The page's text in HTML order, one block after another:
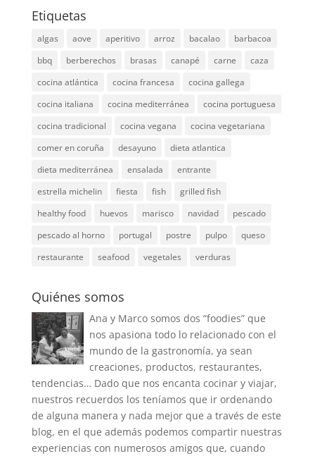
Etiquetas
algas aove aperitivo arroz bacalao
barbacoa
bbq
berberechos brasas canapé carne
caza
cocina atlántica
cocina francesa
cocina gallega
cocina italiana
cocina mediterránea
cocina portuguesa
cocina tradicional
cocina vegana
cocina vegetariana
comer en coruña
desayuno
dieta atlantica
dieta mediterránea
ensalada
entrante
estrella michelin
fiesta fish
grilled fish
healthy food
huevos marisco navidad
pescado
pescado al horno
portugal postre pulpo
queso
restaurante
seafood vegetales verduras
Quiénes somos
Ana y Marco somos dos “foodies” que
nos apasiona todo lo relacionado con el
mundo de la gastronomía, ya sean
creaciones, productos, restaurantes,
tendencias… Dado que nos encanta cocinar y viajar,
nuestros recuerdos los teníamos que ir ordenando
de alguna manera y nada mejor que a través de este
blog, en el que además podemos compartir nuestras
experiencias con numerosos amigos que, cuando